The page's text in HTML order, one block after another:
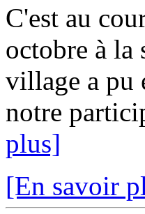
C'est au
octobre à la
village a pu
notre
plus]
[En savoir